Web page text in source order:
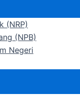
(NRP)
(NPB)
Negeri